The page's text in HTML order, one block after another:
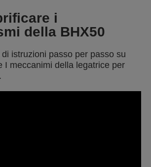
i
della BHX50
istruzioni passo per passo su
I meccanimi della legatrice per